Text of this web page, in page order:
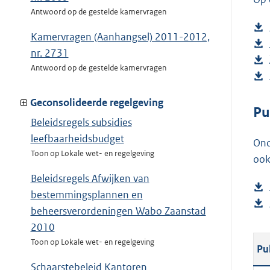
Antwoord op de gestelde kamervragen
Kamervragen (Aanhangsel) 2011-2012,
nr. 2731
Antwoord op de gestelde kamervragen
Geconsolideerde regelgeving
Beleidsregels subsidies
leefbaarheidsbudget
Toon op Lokale wet- en regelgeving
Beleidsregels Afwijken van
bestemmingsplannen en
beheersverordeningen Wabo Zaanstad
2010
Toon op Lokale wet- en regelgeving
Schaarstebeleid Kantoren